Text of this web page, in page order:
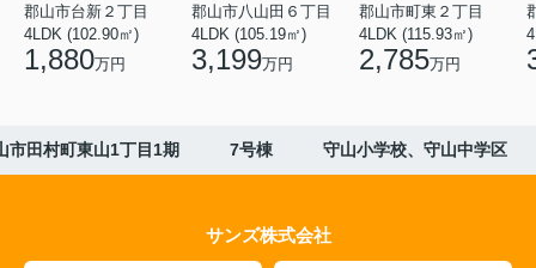
郡山市台新２丁目
4LDK (102.90㎡)
1,880万円
郡山市八山田６丁目
4LDK (105.19㎡)
3,199万円
郡山市町東２丁目
4LDK (115.93㎡)
2,785万円
市田村町東山1丁目1期 7号棟 守山小学校、守山中学区
サンズ株式会社